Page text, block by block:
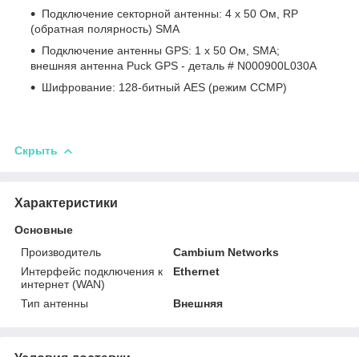
Подключение секторной антенны: 4 x 50 Ом, RP
(обратная полярность) SMA
Подключение антенны GPS: 1 x 50 Ом, SMA;
внешняя антенна Puck GPS - деталь # N000900L030A
Шифрование: 128-битный AES (режим CCMP)
Скрыть
Характеристики
Основные
Производитель
Cambium Networks
Интерфейс подключения к
интернет (WAN)
Ethernet
Тип антенны Внешняя